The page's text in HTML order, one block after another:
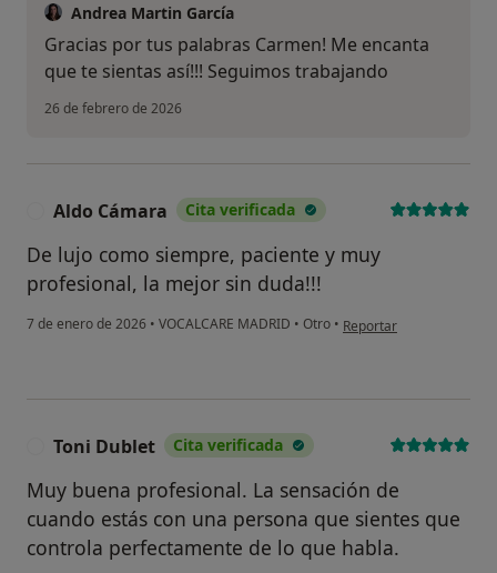
Andrea Martin García
Gracias por tus palabras Carmen! Me encanta
que te sientas así!!! Seguimos trabajando
26 de febrero de 2026
Aldo Cámara Cita verificada
De lujo como siempre, paciente y muy
profesional, la mejor sin duda!!!
7 de enero de 2026 • VOCALCARE MADRID • Otro • en opinión del usuario
Reportar
Toni Dublet Cita verificada
Muy buena profesional. La sensación de
cuando estás con una persona que sientes que
controla perfectamente de lo que habla.